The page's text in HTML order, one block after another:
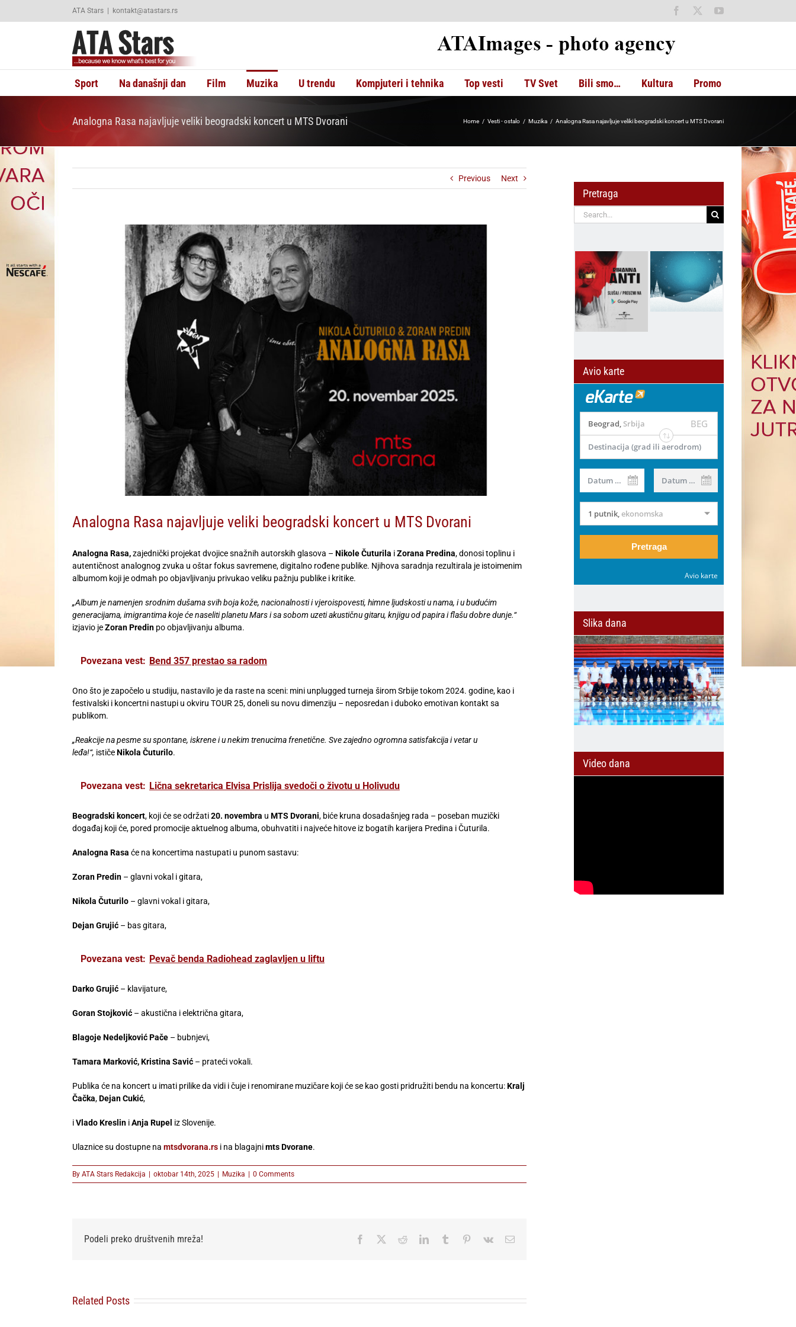
ATA Stars | kontakt@atastars.rs Facebook YouTube
Sport Na današnji dan Film Muzika U trendu Kompjuteri i tehnika Top vesti TV Svet Bili smo… Kultura Promo
Analogna Rasa najavljuje veliki beogradski koncert u MTS Dvorani Home Vesti - ostalo Muzika Analogna Rasa najavljuje veliki beogradski koncert u MTS Dvorani
Previous Next
Analogna Rasa najavljuje veliki beogradski koncert u MTS Dvorani
Analogna Rasa,zajednički projekat dvojice snažnih autorskih glasova – Nikole Čuturila iZorana Predina, donosi toplinu i
autentičnost analognog zvuka u oštar fokus savremene, digitalno rođene publike. Njihova saradnja rezultirala je istoimenim
albumom koji je odmah po objavljivanju privukao veliku pažnju publike i kritike.
„Album je namenjen srodnim dušama svih boja kože, nacionalnosti i vjeroispovesti, himne ljudskosti u nama, i u budućim
generacijama, imigrantima koje će naseliti planetu Mars i sa sobom uzeti akustičnu gitaru, knjigu od papira i flašu dobre dunje.“
izjavio jeZoran Predin po objavljivanju albuma.
Povezana vest: Bend 357 prestao sa radom
Ono što je započelo u studiju, nastavilo je da raste na sceni: mini unplugged turneja širom Srbije tokom 2024. godine, kao i
festivalski i koncertni nastupi u okviru TOUR 25, doneli su novu dimenziju – neposredan i duboko emotivan kontakt sa
publikom.
„Reakcije na pesme su spontane, iskrene i u nekim trenucima frenetične. Sve zajedno ogromna satisfakcija i vetar u
leđa!“, ističeNikola Čuturilo.
Povezana vest: Lična sekretarica Elvisa Prislija svedoči o životu u Holivudu
Beogradski koncert, koji će se održati20. novembra u MTS Dvorani, biće kruna dosadašnjeg rada – poseban muzički
događaj koji će, pored promocije aktuelnog albuma, obuhvatiti i najveće hitove iz bogatih karijera Predina i Čuturila.
Analogna Rasa će na koncertima nastupati u punom sastavu:
Zoran Predin – glavni vokal i gitara,
Nikola Čuturilo – glavni vokal i gitara,
Dejan Grujić – bas gitara,
Povezana vest: Pevač benda Radiohead zaglavljen u liftu
Darko Grujić – klavijature,
Goran Stojković – akustična i električna gitara,
Blagoje Nedeljković Pače – bubnjevi,
Tamara Marković, Kristina Savić – prateći vokali.
Publika će na koncert u imati prilike da vidi i čuje i renomirane muzičare koji će se kao gosti pridružiti bendu na koncertu:Kralj
Čačka,Dejan Cukić,
iVlado Kreslin iAnja Rupel iz Slovenije.
Ulaznice su dostupne na mtsdvorana.rs i na blagajnimts Dvorane.
By ATA Stars Redakcija | oktobar 14th, 2025 | Muzika | 0 Comments
Podeli preko društvenih mreža! Facebook RedditLinkedInTumblr Pinterest
Vk Email
Related Posts
Pretraga
Search
for:
Avio karte
Beograd, Srbija BEG
Destinacija (grad ili aerodrom)
Datum od Datum do
1 putnik,ekonomska
Pretraga
Avio karte
Slika dana
Video dana